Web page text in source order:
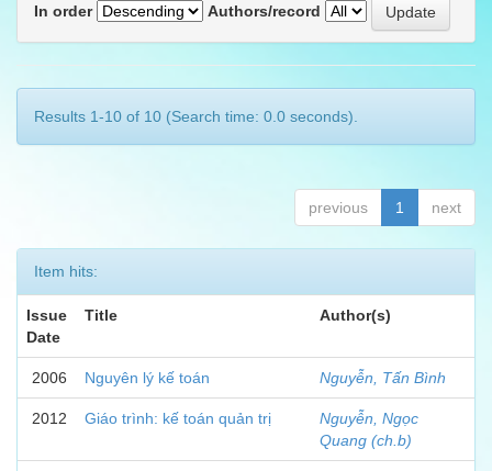
In order
Authors/record
Results 1-10 of 10 (Search time: 0.0 seconds).
previous 1 next
Item hits:
Issue
Date
Title Author(s)
2006 Nguyên lý kế toán Nguyễn, Tấn Bình
2012 Giáo trình: kế toán quản trị
Nguyễn, Ngọc
Quang (ch.b)